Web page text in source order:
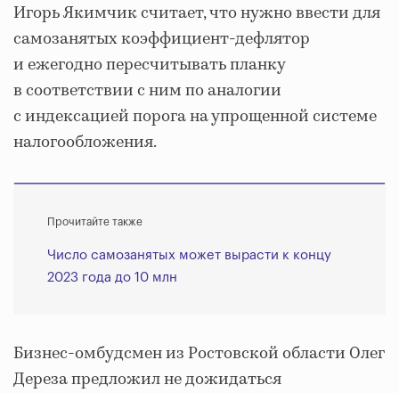
Игорь Якимчик считает, что нужно ввести для
самозанятых коэффициент-дефлятор
и ежегодно пересчитывать планку
в соответствии с ним по аналогии
с индексацией порога на упрощенной системе
налогообложения.
Прочитайте также
Число самозанятых может вырасти к концу
2023 года до 10 млн
Бизнес-омбудсмен из Ростовской области Олег
Дереза предложил не дожидаться